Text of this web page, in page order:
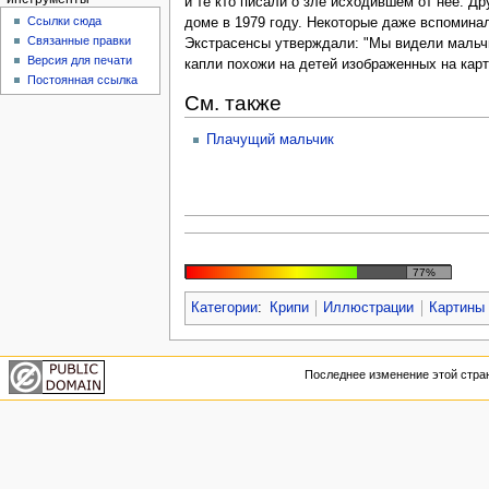
доме в 1979 году. Некоторые даже
Экстрасенсы утверждали: "Мы видели
капли похожи на детей изображенных на
См. также
Плачущий мальчик
77%
Категории: Крипи Иллюстрации Картины
Ссылки сюда
Связанные правки
Версия для печати
Постоянная ссылка
Последнее изменение этой